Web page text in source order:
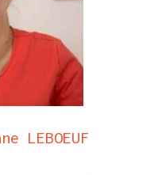
LEBOEUF